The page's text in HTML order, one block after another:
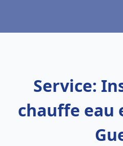
Service:
chauffe eau